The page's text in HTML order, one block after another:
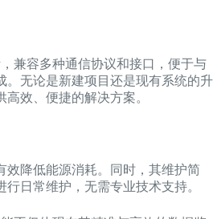
兼容多种通信协议和接口，便于与
。无论是新建项目还是现有系统的升
效、便捷的解决方案。
效降低能源消耗。同时，其维护简
日常维护，无需专业技术支持。